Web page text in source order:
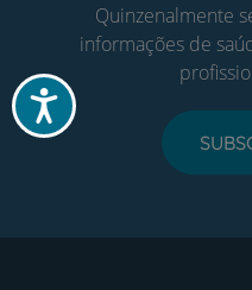
Acessibilidade
Quinzenalmente
informações de